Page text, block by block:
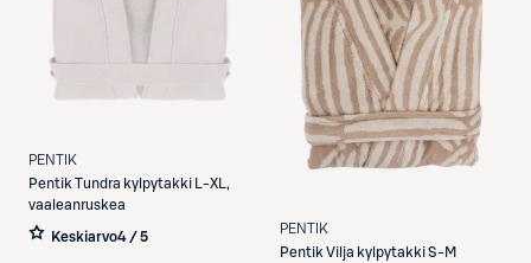
PENTIK
Pentik Tundra kylpytakki L-XL,
vaaleanruskea
Keskiarvo4 / 5
PENTIK
Pentik Vilja kylpytakki S-M